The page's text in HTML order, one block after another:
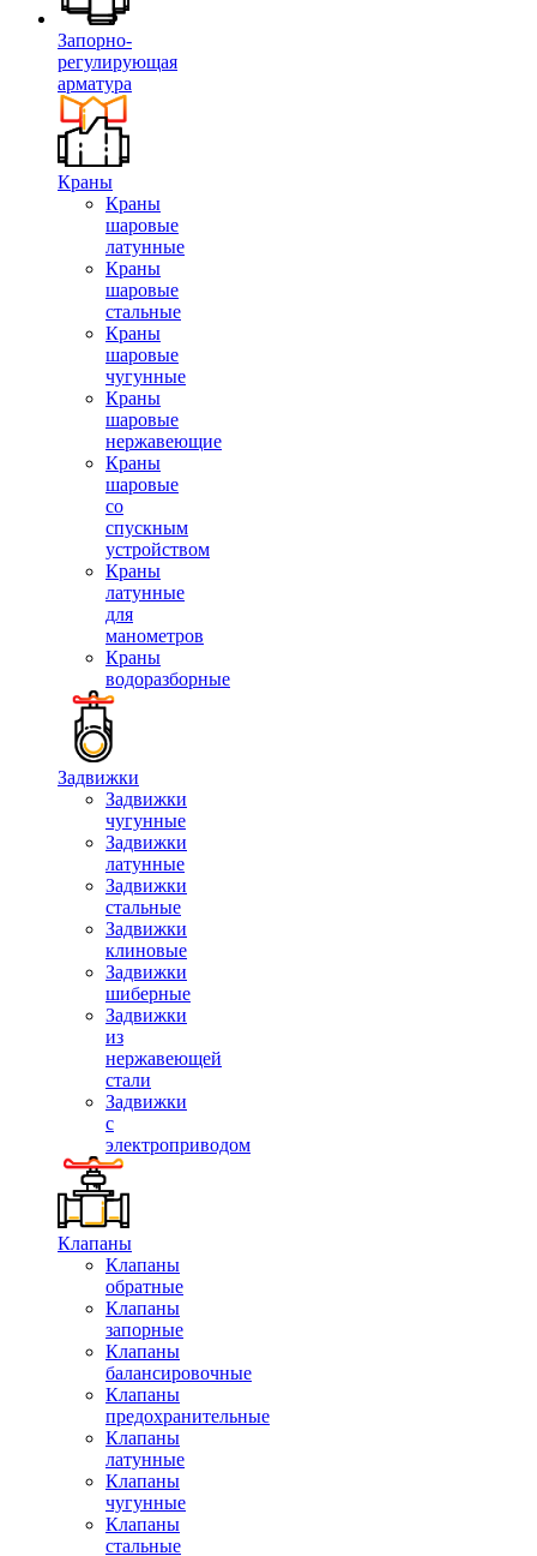
Запорно-
регулирующая
арматура
Краны
Краны
шаровые
латунные
Краны
шаровые
стальные
Краны
шаровые
чугунные
Краны
шаровые
нержавеющие
Краны
шаровые
со
спускным
устройством
Краны
латунные
для
манометров
Краны
водоразборные
Задвижки
Задвижки
чугунные
Задвижки
латунные
Задвижки
стальные
Задвижки
клиновые
Задвижки
шиберные
Задвижки
из
нержавеющей
стали
Задвижки
с
электроприводом
Клапаны
Клапаны
обратные
Клапаны
запорные
Клапаны
балансировочные
Клапаны
предохранительные
Клапаны
латунные
Клапаны
чугунные
Клапаны
стальные